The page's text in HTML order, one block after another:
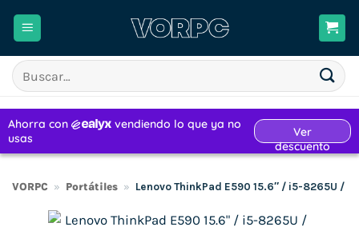
Buscar
por:
VORPC » Portátiles » Lenovo ThinkPad E590 15.6″ / i5-8265U /